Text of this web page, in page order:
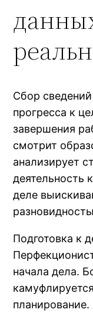
Сбор
прогресса к
завершения
смотрит
анализирует
деятельность
деле
Подготовка к
начала дела.